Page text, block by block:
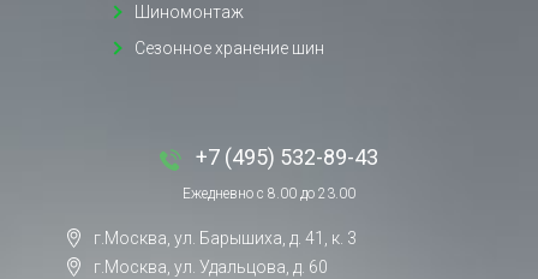
Шиномонтаж
Сезонное хранение шин
+7 (495) 532-89-43
Ежедневно с 8.00 до 23.00
г.Москва, ул. Барышиха, д. 41, к. 3
г.Москва, ул. Удальцова, д. 60